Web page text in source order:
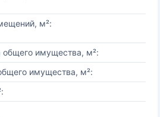
м²:
имущества, м²:
имущества, м²: